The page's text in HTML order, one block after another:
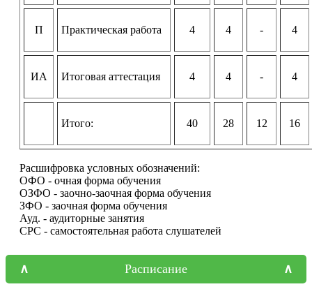
П Практическая работа 4 4 - 4
ИА Итоговая аттестация 4 4 - 4
Итого: 40 28 12 16
Расшифровка условных обозначений:
ОФО - очная форма обучения
ОЗФО - заочно-заочная форма обучения
ЗФО - заочная форма обучения
Ауд. - аудиторные занятия
СРС - самостоятельная работа слушателей
Расписание